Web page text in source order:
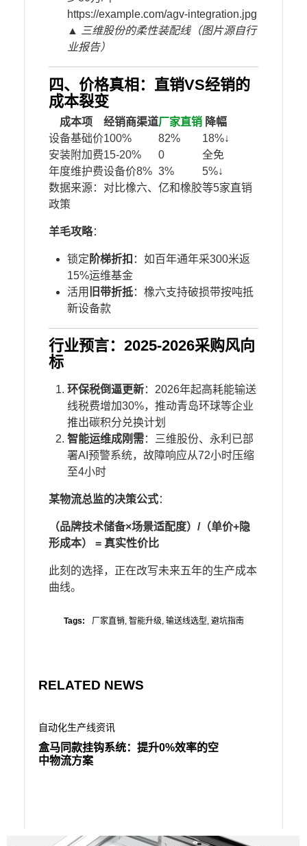
https://example.com/agv-integration.jpg
▲ 三维股份的柔性装配线（图片源自行
业报告）
四、价格真相：直销VS经销的
成本裂变
成本项 经销商渠道厂家直销 降幅
设备基础价100% 82%
18%↓
安装附加费15-20% 0
全免
年度维护费设备价8% 3%
5%↓
数据来源：对比橡六、亿和橡胶等5家直销
政策
​羊毛攻略​​：
锁定​ ​阶梯折扣​ ​：如百年通年采300米返
15%运维基金
活用​ ​旧带折抵​​：橡六支持破损带按吨抵
新设备款
行业预言：2025-2026采购风向
标
​环保税倒逼更新​​：2026年起高耗能输送
线税费增加30%，推动青岛环球等企业
推出碳积分兑换计划
​智能运维成刚需​​：三维股份、永利已部
署AI预警系统，故障响应从72小时压缩
至4小时
​某物流总监的决策公式​​：
​（品牌技术储备×场景适配度）/（单价+隐
形成本） = 真实性价比​
此刻的选择，正在改写未来五年的生产成本
曲线。
Tags: 厂家直销, 智能升级, 输送线选型, 避坑指南
RELATED NEWS
自动化生产线资讯
盒马同款挂钩系统：提升0%效率的空
中物流方案